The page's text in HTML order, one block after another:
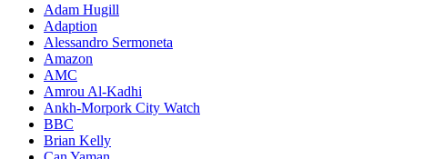
Adam Hugill
Adaption
Alessandro Sermoneta
Amazon
AMC
Amrou Al-Kadhi
Ankh-Morpork City Watch
BBC
Brian Kelly